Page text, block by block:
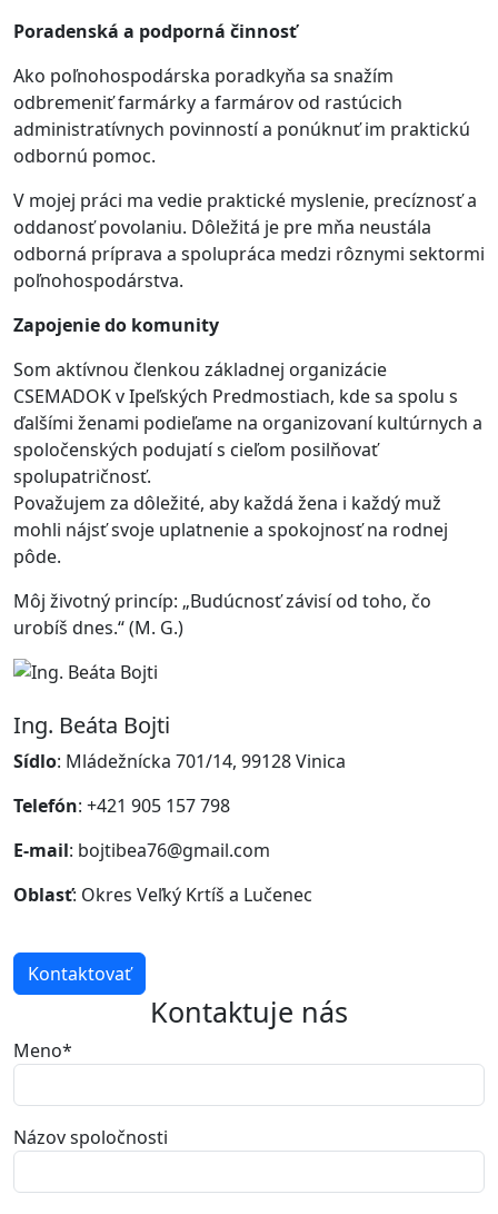
Poradenská a podporná činnosť
Ako poľnohospodárska poradkyňa sa snažím
odbremeniť farmárky a farmárov od rastúcich
administratívnych povinností a ponúknuť im praktickú
odbornú pomoc.
V mojej práci ma vedie praktické myslenie, precíznosť a
oddanosť povolaniu. Dôležitá je pre mňa neustála
odborná príprava a spolupráca medzi rôznymi sektormi
poľnohospodárstva.
Zapojenie do komunity
Som aktívnou členkou základnej organizácie
CSEMADOK v Ipeľských Predmostiach, kde sa spolu s
ďalšími ženami podieľame na organizovaní kultúrnych a
spoločenských podujatí s cieľom posilňovať
spolupatričnosť.
Považujem za dôležité, aby každá žena i každý muž
mohli nájsť svoje uplatnenie a spokojnosť na rodnej
pôde.
Môj životný princíp: „Budúcnosť závisí od toho, čo
urobíš dnes.“ (M. G.)
Ing. Beáta Bojti
Sídlo: Mládežnícka 701/14, 99128 Vinica
Telefón: +421 905 157 798
E-mail: bojtibea76@gmail.com
Oblasť: Okres Veľký Krtíš a Lučenec
Kontaktovať
Kontaktuje nás
Meno*
Názov spoločnosti